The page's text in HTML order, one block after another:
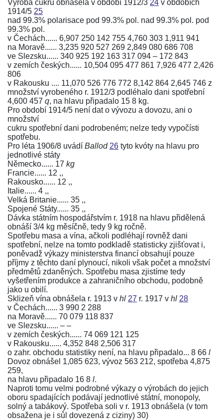
Výroba cukru obnášela v období 1912/3 24 v obdobích
1914/5 25
nad 99.3% polarisace pod 99.3% pol. nad 99.3% pol. pod
99.3% pol.
v Čechách...... 6,907 250 142 755 4,760 303 1,911 941
na Moravě...... 3,235 920 527 269 2,849 080 686 708
ve Slezsku...... 340 925 192 163 317 094 –⁠ 172 843
v zemích českých...... 10,504 095 477 861 7,926 477 2,426
806
v Rakousku .... 11,070 526 776 772 8,142 864 2,645 746 z
množství vyrobeného r. 1912/3 podléhalo dani spotřební
4,600 457 q, na hlavu připadalo 15 8 kg.
Pro období 1914/5 není dat o vývozu a dovozu, ani o
množství
cukru spotřební dani podrobeném; nelze tedy vypočísti
spotřebu.
Pro léta 1906/8 uvádí Ballod 26 tyto kvóty na hlavu pro
jednotlivé státy
Německo...... 17 kg
Francie...... 12 ,,
Rakousko...... 12 ,,
Italie...... 4 ,,
Velká Britanie...... 35 ,,
Spojené Státy...... 35 ,,
Dávka státním hospodářstvím r. 1918 na hlavu přidělená
obnáší 3/4 kg měsíčně, tedy 9 kg ročně.
Spotřebu masa a vína, ačkoli podléhají rovněž dani
spotřební, nelze na tomto podkladě statisticky zjišťovat i,
poněvadž výkazy ministerstva financí obsahují pouze
příjmy z těchto daní plynoucí, nikoli však počet a množství
předmětů zdaněných. Spotřebu masa zjistíme tedy
vyšetřením produkce a zahraničního obchodu, podobně
jako u obilí.
Sklizeň vína obnášela r. 1913 v hl 27 r. 1917 v hl 28
v Čechách...... 3 990 2 288
na Moravě...... 70 079 118 837
ve Slezsku...... –⁠ –⁠
v zemích českých...... 74 069 121 125
v Rakousku...... 4,352 848 2,506 317
o zahr. obchodu statistiky není, na hlavu připadalo... 8 66 l
Dovoz obnášel 1,085 623, vývoz 563 212, spotřeba 4,875
259,
na hlavu připadalo 16 8 l.
Naproti tomu velmi podrobné výkazy o výrobách do jejich
oboru spadajících podávají jednotlivé státní, monopoly,
solný a tabákový. Spotřeba soli v r. 1913 obnášela (v tom
obsažena je i sůl dovezená z ciziny) 30)